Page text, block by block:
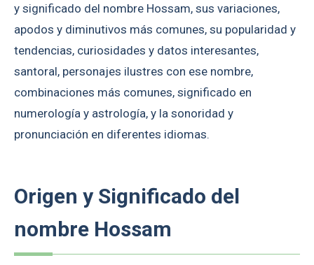
y significado del nombre Hossam, sus variaciones,
apodos y diminutivos más comunes, su popularidad y
tendencias, curiosidades y datos interesantes,
santoral, personajes ilustres con ese nombre,
combinaciones más comunes, significado en
numerología y astrología, y la sonoridad y
pronunciación en diferentes idiomas.
Origen y Significado del
nombre Hossam